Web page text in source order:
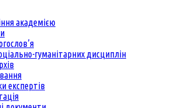
академією
гуманітарних дисциплін
експертів